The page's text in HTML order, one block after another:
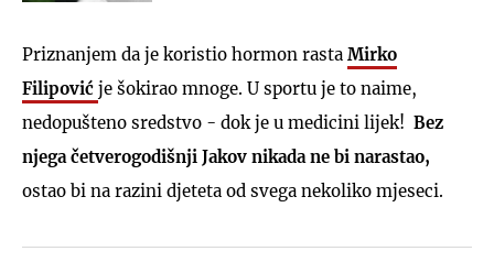
Priznanjem da je koristio hormon rasta Mirko
Filipović je šokirao mnoge. U sportu je to naime,
nedopušteno sredstvo - dok je u medicini lijek! Bez
njega četverogodišnji Jakov nikada ne bi narastao,
ostao bi na razini djeteta od svega nekoliko mjeseci.